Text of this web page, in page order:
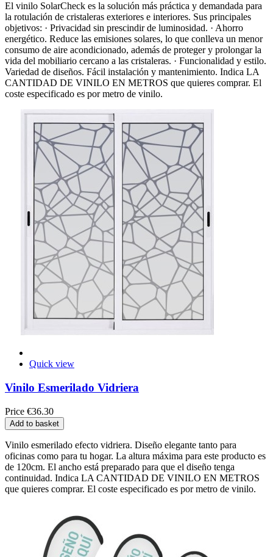
El vinilo SolarCheck es la solución más práctica y demandada para
la rotulación de cristaleras exteriores e interiores. Sus principales
objetivos: · Privacidad sin prescindir de luminosidad. · Ahorro
energético. Reduce las emisiones solares, lo que conlleva un menor
consumo de aire acondicionado, además de proteger y prolongar la
vida del mobiliario cercano a las cristaleras. · Funcionalidad y estilo.
Variedad de diseños. Fácil instalación y mantenimiento. Indica LA
CANTIDAD DE VINILO EN METROS que quieres comprar. El
coste especificado es por metro de vinilo.
Quick view
Vinilo Esmerilado Vidriera
Price €36.30
Add to basket
Vinilo esmerilado efecto vidriera. Diseño elegante tanto para
oficinas como para tu hogar. La altura máxima para este producto es
de 120cm. El ancho está preparado para que el diseño tenga
continuidad. Indica LA CANTIDAD DE VINILO EN METROS
que quieres comprar. El coste especificado es por metro de vinilo.